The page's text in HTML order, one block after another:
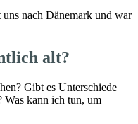
nach Dänemark und war
alt?
Gibt es Unterschiede
Was kann ich tun, um